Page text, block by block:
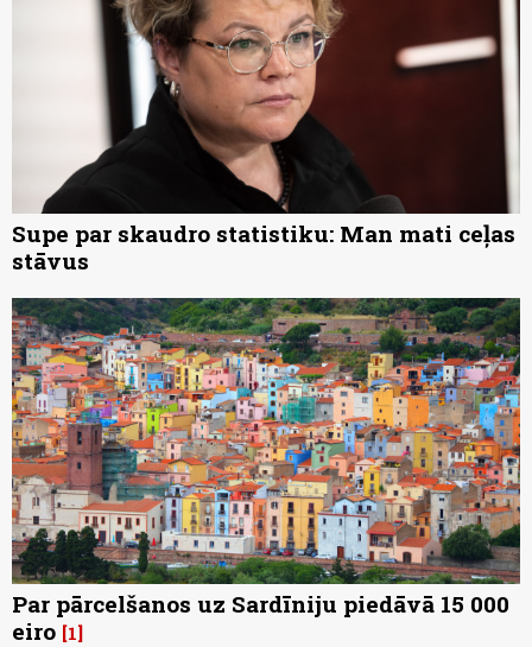
Supe par skaudro statistiku: Man mati ceļas
stāvus
Par pārcelšanos uz Sardīniju piedāvā 15 000
eiro 1